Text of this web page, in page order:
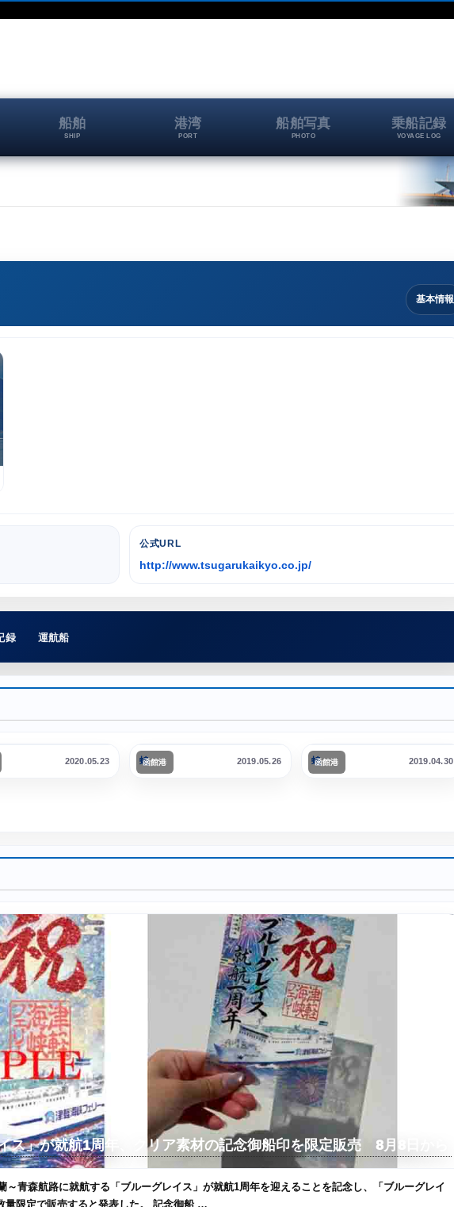
船舶
SHIP
港湾
PORT
船舶写真
PHOTO
乗船記録
VOYAGE LOG
基本情報
公式URL
http://www.tsugarukaikyo.co.jp/
録 運航船
ドルフィン2
2020.05.23 函館港
大函丸(2代)
蝗 2019.05.26 函館港
ブルードルフィン2
蝗 2019.04.30
ス」が就航1周年、クリア素材の記念御船印を限定販売 8月8日から
～青森航路に就航する「ブルーグレイス」が就航1周年を迎えることを記念し、「ブルーグレイ
量限定で販売すると発表した。 記念御船 …